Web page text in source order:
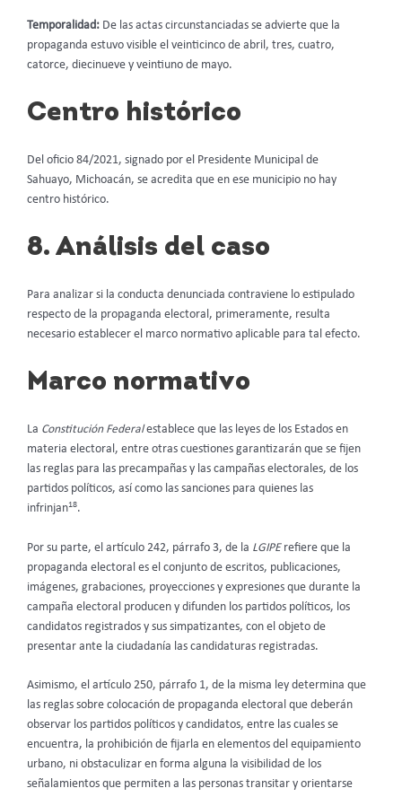
Temporalidad: De las actas circunstanciadas se advierte que la
propaganda estuvo visible el veinticinco de abril, tres, cuatro,
catorce, diecinueve y veintiuno de mayo.
Centro histórico
Del oficio 84/2021, signado por el Presidente Municipal de
Sahuayo, Michoacán, se acredita que en ese municipio no hay
centro histórico.
8. Análisis del caso
Para analizar si la conducta denunciada contraviene lo estipulado
respecto de la propaganda electoral, primeramente, resulta
necesario establecer el marco normativo aplicable para tal efecto.
Marco normativo
La Constitución Federalestablece que las leyes de los Estados en
materia electoral, entre otras cuestiones garantizarán que se fijen
las reglas para las precampañas y las campañas electorales, de los
partidos políticos, así como las sanciones para quienes las
infrinjan18.
Por su parte, el artículo 242, párrafo 3, de la LGIPE refiere que la
propaganda electoral es el conjunto de escritos, publicaciones,
imágenes, grabaciones, proyecciones y expresiones que durante la
campaña electoral producen y difunden los partidos políticos, los
candidatos registrados y sus simpatizantes, con el objeto de
presentar ante la ciudadanía las candidaturas registradas.
Asimismo, el artículo 250, párrafo 1, de la misma ley determina que
las reglas sobre colocación de propaganda electoral que deberán
observar los partidos políticos y candidatos, entre las cuales se
encuentra, la prohibición de fijarla en elementos del equipamiento
urbano, ni obstaculizar en forma alguna la visibilidad de los
señalamientos que permiten a las personas transitar y orientarse